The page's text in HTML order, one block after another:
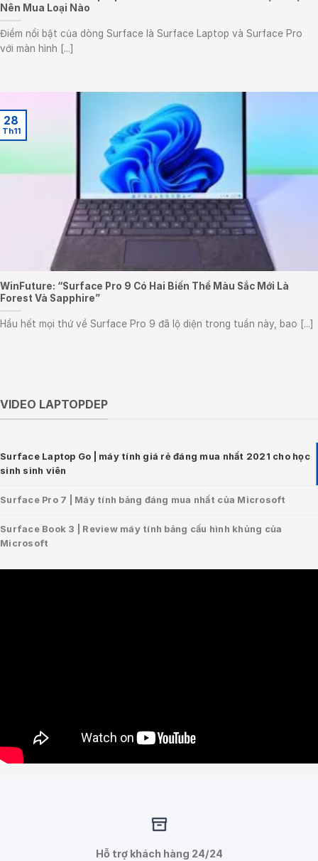
Nên Mua Loại Nào
Điểm nổi bật của dòng Surface là Surface Laptop và Surface Pro
với màn hình [...]
WinFuture: “Surface Pro 9 Có Hai Biến Thể Màu Sắc Mới Là
Forest Và Sapphire”
Hầu hết mọi thứ về Surface Pro 9 đã lộ diện trong tuần này, bao [...]
28
Th11
VIDEO LAPTOPDEP
Surface Laptop Go | máy tính giá rẻ đáng mua nhất 2021 cho học
sinh sinh viên
Surface Pro 7 | Máy tính bảng đáng mua nhất của Microsoft
Surface Book 3 | Review máy tính bảng cấu hình khủng của
Microsoft
Hỗ trợ khách hàng 24/24